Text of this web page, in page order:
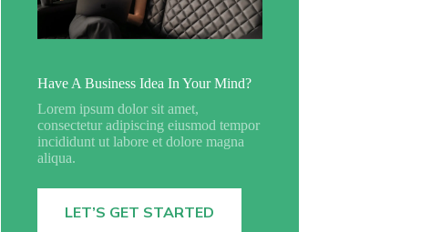
Have A Business Idea In Your Mind?
Lorem ipsum dolor sit amet,
consectetur adipiscing eiusmod tempor
incididunt ut labore et dolore magna
aliqua.
LET’S GET STARTED